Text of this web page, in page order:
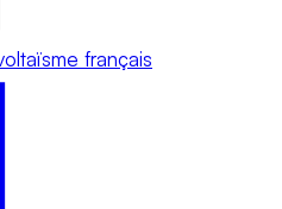
français